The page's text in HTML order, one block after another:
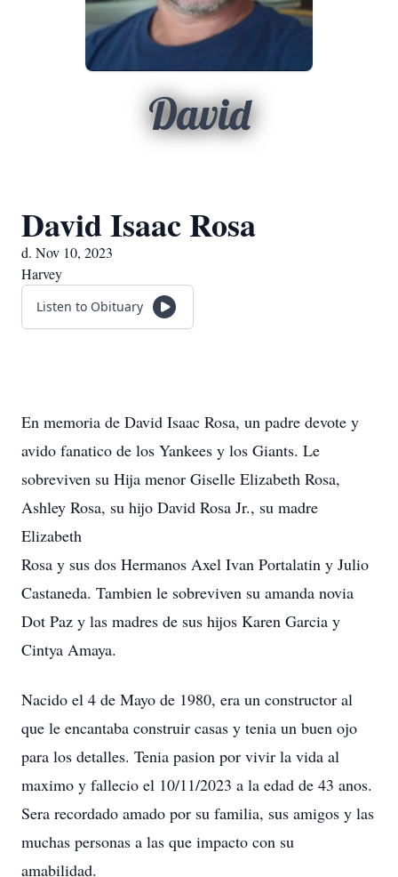
David
David Isaac Rosa
d. Nov 10, 2023
Harvey
Listen to Obituary
En memoria de David Isaac Rosa, un padre devote y
avido fanatico de los Yankees y los Giants. Le
sobreviven su Hija menor Giselle Elizabeth Rosa,
Ashley Rosa, su hijo David Rosa Jr., su madre
Elizabeth
Rosa y sus dos Hermanos Axel Ivan Portalatin y Julio
Castaneda. Tambien le sobreviven su amanda novia
Dot Paz y las madres de sus hijos Karen Garcia y
Cintya Amaya.
Nacido el 4 de Mayo de 1980, era un constructor al
que le encantaba construir casas y tenia un buen ojo
para los detalles. Tenia pasion por vivir la vida al
maximo y fallecio el 10/11/2023 a la edad de 43 anos.
Sera recordado amado por su familia, sus amigos y las
muchas personas a las que impacto con su
amabilidad.